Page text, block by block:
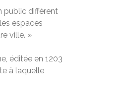
public différent
espaces
ville. »
éditée en 1203
à laquelle